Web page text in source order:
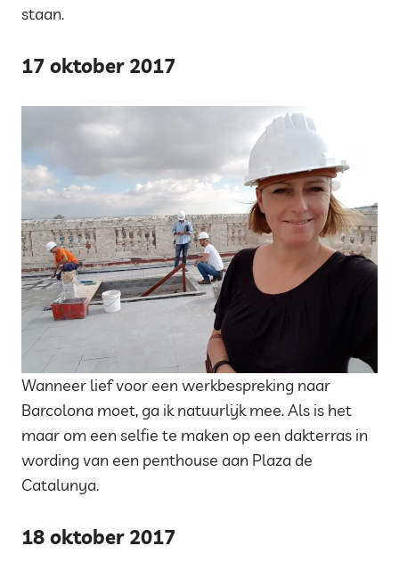
staan.
17 oktober 2017
Wanneer lief voor een werkbespreking naar
Barcolona moet, ga ik natuurlijk mee. Als is het
maar om een selfie te maken op een dakterras in
wording van een penthouse aan Plaza de
Catalunya.
18 oktober 2017